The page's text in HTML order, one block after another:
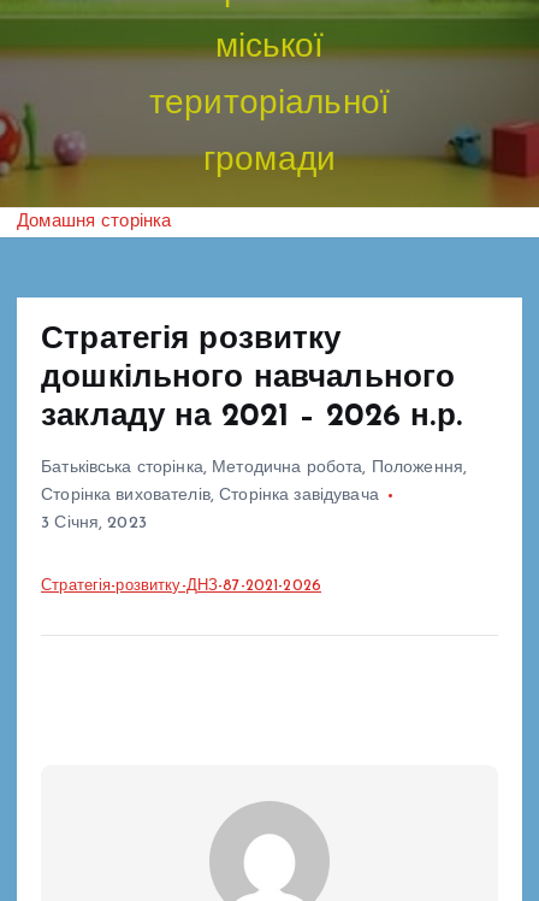
міської
територіальної
громади
Домашня сторінка
Стратегія розвитку
дошкільного навчального
закладу на 2021 – 2026 н.р.
Батьківська сторінка, Методична робота, Положення,
Сторінка вихователів,Сторінка завідувача
3 Січня, 2023
Стратегія-розвитку-ДНЗ-87-2021-2026